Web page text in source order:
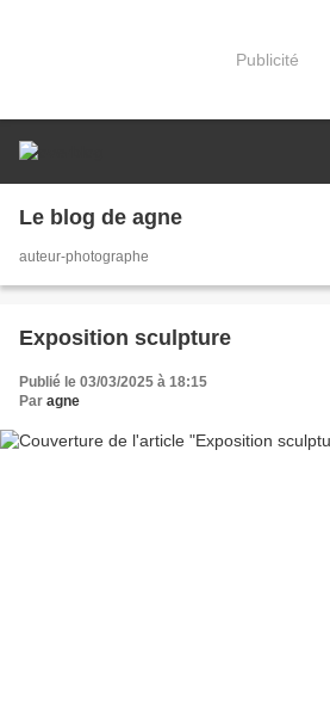
Publicité
Le blog de agne
auteur-photographe
Exposition sculpture
Publié le 03/03/2025 à 18:15
Par agne